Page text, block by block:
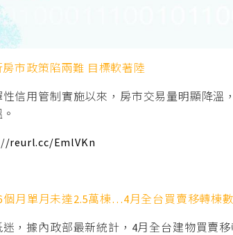
房市政策陷兩難 目標軟著陸
信用管制實施以來，房市交易量明顯降
/reurl.cc/EmlVKn
個月單月未達2.5萬棟…4月全台買賣移轉棟
，據內政部最新統計，4月全台建物買賣